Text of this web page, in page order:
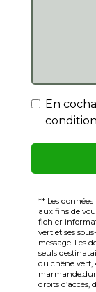
En
** Les
aux fins de
fichier
vert et ses
message. Les
seuls
du chêne vert,
droits d’accès,